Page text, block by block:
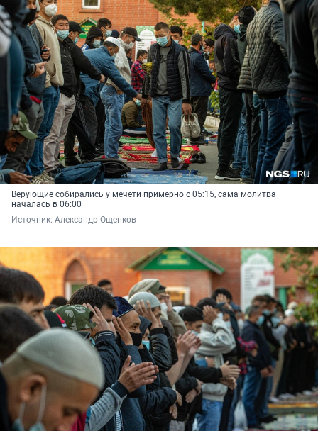
Верующие собирались у мечети примерно с 05:15, сама молитва
началась в 06:00
Источник: Александр Ощепков